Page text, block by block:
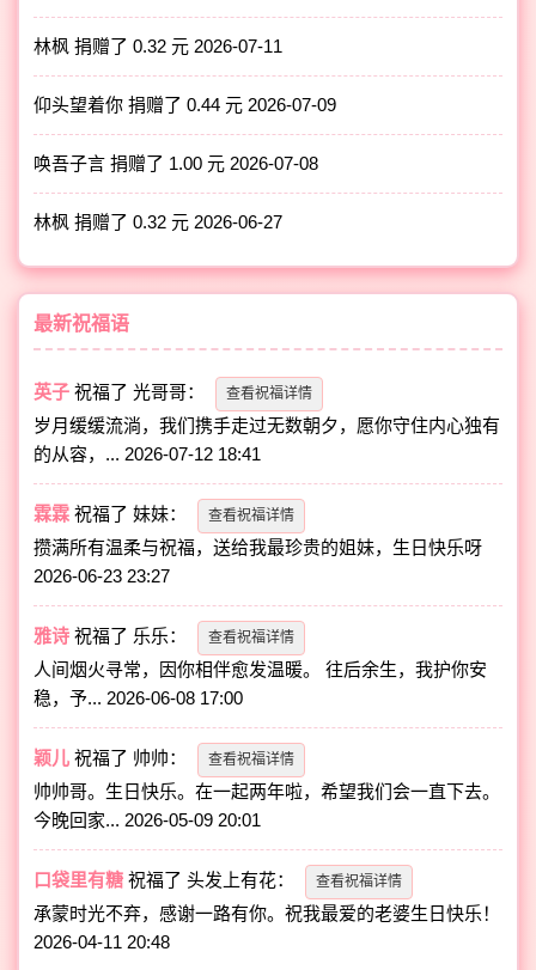
林枫 捐赠了 0.32 元 2026-07-11
仰头望着你 捐赠了 0.44 元 2026-07-09
唤吾子言 捐赠了 1.00 元 2026-07-08
林枫 捐赠了 0.32 元 2026-06-27
最新祝福语
英子 祝福了光哥哥： 查看祝福详情
岁月缓缓流淌，我们携手走过无数朝夕，愿你守住内心独有
的从容，... 2026-07-12 18:41
霖霖 祝福了妹妹： 查看祝福详情
攒满所有温柔与祝福，送给我最珍贵的姐妹，生日快乐呀
2026-06-23 23:27
雅诗 祝福了 乐乐： 查看祝福详情
人间烟火寻常，因你相伴愈发温暖。 往后余生，我护你安
稳，予... 2026-06-08 17:00
颖儿 祝福了 帅帅： 查看祝福详情
帅帅哥。生日快乐。在一起两年啦，希望我们会一直下去。
今晚回家... 2026-05-09 20:01
口袋里有糖 祝福了头发上有花： 查看祝福详情
承蒙时光不弃，感谢一路有你。祝我最爱的老婆生日快乐！
2026-04-11 20:48